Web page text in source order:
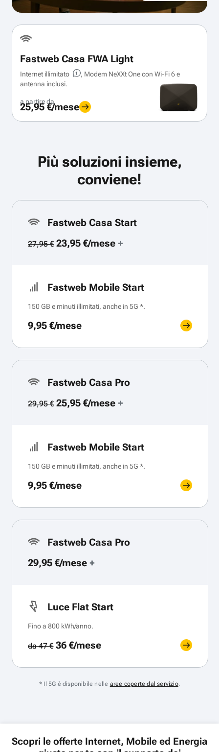
Fastweb Casa FWA Light
Internet illimitato
, Modem NeXXt One con Wi‑Fi 6 e
antenna inclusi.
a partire da
25,95 €/mese
Più soluzioni insieme,
conviene!
Fastweb Casa Start
27,95 €23,95 €/mese+
Fastweb Mobile Start
150 GB e minuti illimitati, anche in 5G *.
9,95 €/mese
Fastweb Casa Pro
29,95 €25,95 €/mese+
Fastweb Mobile Start
150 GB e minuti illimitati, anche in 5G *.
9,95 €/mese
Fastweb Casa Pro
29,95 €/mese +
Luce Flat Start
Fino a 800 kWh/anno.
da 47 €36 €/mese
* Il 5G è disponibile nelle aree coperte dal servizio.
Scopri le offerte Internet, Mobile ed Energia